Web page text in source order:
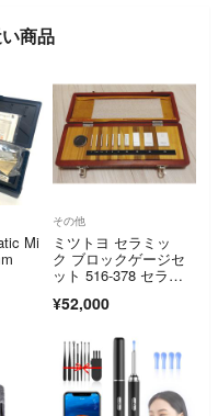
商品
Mi
その他
ミツトヨ セラミッ
ク ブロックゲージセ
ット 516-378 セラブ
¥52,000